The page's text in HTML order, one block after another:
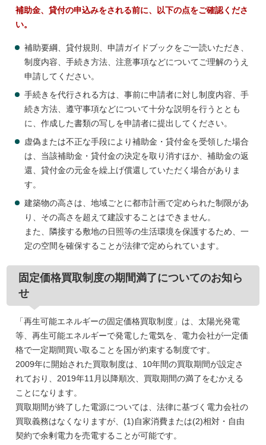
補助金、貸付の申込みをされる前に、以下の点をご確認くださ
い。
補助要綱、貸付規則、申請ガイドブックをご一読いただき、
制度内容、手続き方法、注意事項などについてご理解のうえ
申請してください。
手続きを代行される方は、事前に申請者に対し制度内容、手
続き方法、遵守事項などについて十分な説明を行うととも
に、作成した書類の写しを申請者に提出してください。
虚偽または不正な手段により補助金・貸付金を受領した場合
は、当該補助金・貸付金の決定を取り消すほか、補助金の返
還、貸付金の元金を繰上げ償還していただく場合がありま
す。
建築物の高さは、地域ごとに都市計画で定められた制限があ
り、その高さを超えて建設することはできません。
また、隣接する敷地の日照等の生活環境を保護するため、一
定の空間を確保することが法律で定められています。
固定価格買取制度の期間満了についてのお知ら
せ
「再生可能エネルギーの固定価格買取制度」は、太陽光発電
等、再生可能エネルギーで発電した電気を、電力会社が一定価
格で一定期間買い取ることを国が約束する制度です。
2009年に開始された買取制度は、10年間の買取期間が設定さ
れており、2019年11月以降順次、買取期間の満了をむかえる
ことになります。
買取期間が終了した電源については、法律に基づく電力会社の
買取義務はなくなりますが、(1)自家消費または(2)相対・自由
契約で余剰電力を売電することが可能です。